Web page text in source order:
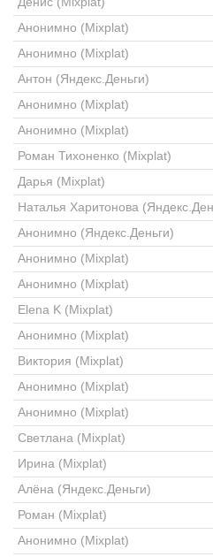
Анонимно (Mixplat)
Анонимно (Mixplat)
Антон (Яндекс.Деньги)
Анонимно (Mixplat)
Анонимно (Mixplat)
Роман Тихоненко (Mixplat)
Дарья (Mixplat)
Наталья Харитонова
Анонимно (Яндекс.Деньги)
Анонимно (Mixplat)
Анонимно (Mixplat)
Elena K (Mixplat)
Анонимно (Mixplat)
Виктория (Mixplat)
Анонимно (Mixplat)
Анонимно (Mixplat)
Светлана (Mixplat)
Ирина (Mixplat)
Алёна (Яндекс.Деньги)
Роман (Mixplat)
Анонимно (Mixplat)